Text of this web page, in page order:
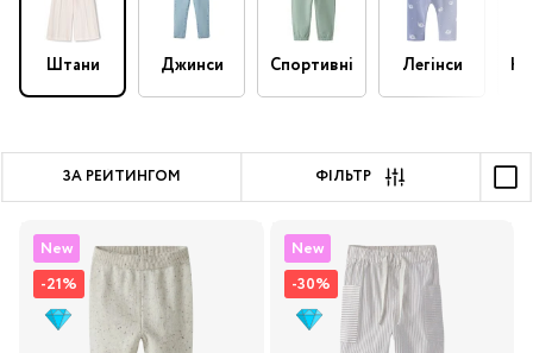
Штани Джинси Спортивні Легінси
ЗА РЕЙТИНГОМ ФІЛЬТР
New
-21%
New
-30%